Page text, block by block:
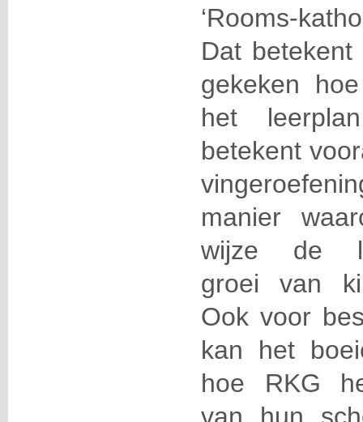
‘Rooms-
Dat
gekeken
het
betekent
manier
wijze de
groei van
Ook voor
kan het
hoe RKG